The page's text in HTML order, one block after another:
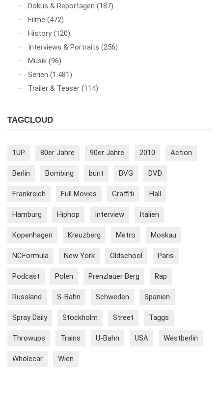
Dokus & Reportagen (187)
Filme (472)
History (120)
Interviews & Portraits (256)
Musik (96)
Serien (1.481)
Trailer & Teaser (114)
TAGCLOUD
1UP 80er Jahre 90er Jahre 2010 Action
Berlin Bombing bunt BVG DVD
Frankreich Full Movies Graffiti Hall
Hamburg Hiphop Interview Italien
Kopenhagen Kreuzberg Metro Moskau
NCFormula New York Oldschool Paris
Podcast Polen Prenzlauer Berg Rap
Russland S-Bahn Schweden Spanien
Spray Daily Stockholm Street Taggs
Throwups Trains U-Bahn USA Westberlin
Wholecar Wien